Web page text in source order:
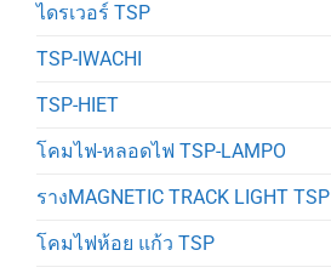
ไดรเวอร์ TSP
TSP-IWACHI
TSP-HIET
โคมไฟ-หลอดไฟ TSP-LAMPO
รางMAGNETIC TRACK LIGHT TSP
โคมไฟห้อย แก้ว TSP